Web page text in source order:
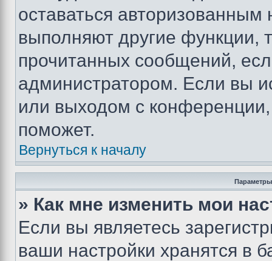
оставаться
выполняют другие функции,
прочитанных сообщений,
администратором. Если вы
или выходом с
поможет.
Вернуться к началу
Параметры
» Как мне изменить мои
Если вы являетесь
ваши настройки хранятся в